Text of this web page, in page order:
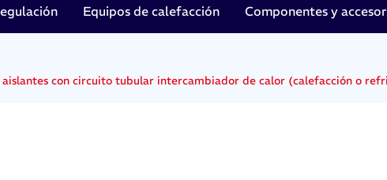
Equipos de calefacción Componentes y
aislantes con circuito tubular intercambiador de calor (calefacción o